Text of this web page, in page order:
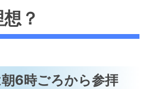
？
6時ごろから参拝